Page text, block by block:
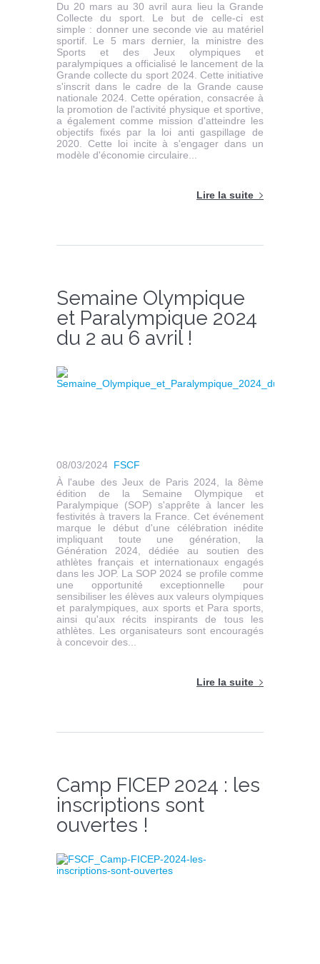
Du 20 mars au 30 avril aura lieu la Grande
Collecte du sport. Le but de celle-ci est
simple : donner une seconde vie au matériel
sportif. Le 5 mars dernier, la ministre des
Sports et des Jeux olympiques et
paralympiques a officialisé le lancement de la
Grande collecte du sport 2024. Cette initiative
s'inscrit dans le cadre de la Grande cause
nationale 2024. Cette opération, consacrée à
la promotion de l'activité physique et sportive,
a également comme mission d'atteindre les
objectifs fixés par la loi anti gaspillage de
2020. Cette loi incite à s'engager dans un
modèle d'économie circulaire...
Lire la suite
Semaine Olympique
et Paralympique 2024
du 2 au 6 avril !
08/03/2024 FSCF
À l'aube des Jeux de Paris 2024, la 8ème
édition de la Semaine Olympique et
Paralympique (SOP) s'apprête à lancer les
festivités à travers la France. Cet événement
marque le début d'une célébration inédite
impliquant toute une génération, la
Génération 2024, dédiée au soutien des
athlètes français et internationaux engagés
dans les JOP. La SOP 2024 se profile comme
une opportunité exceptionnelle pour
sensibiliser les élèves aux valeurs olympiques
et paralympiques, aux sports et Para sports,
ainsi qu'aux récits inspirants de tous les
athlètes. Les organisateurs sont encouragés
à concevoir des...
Lire la suite
Camp FICEP 2024 : les
inscriptions sont
ouvertes !